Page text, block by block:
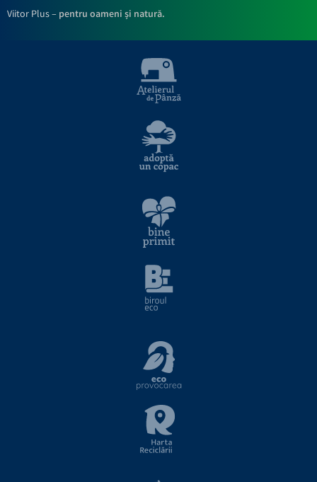
Viitor Plus – pentru oameni și natură.